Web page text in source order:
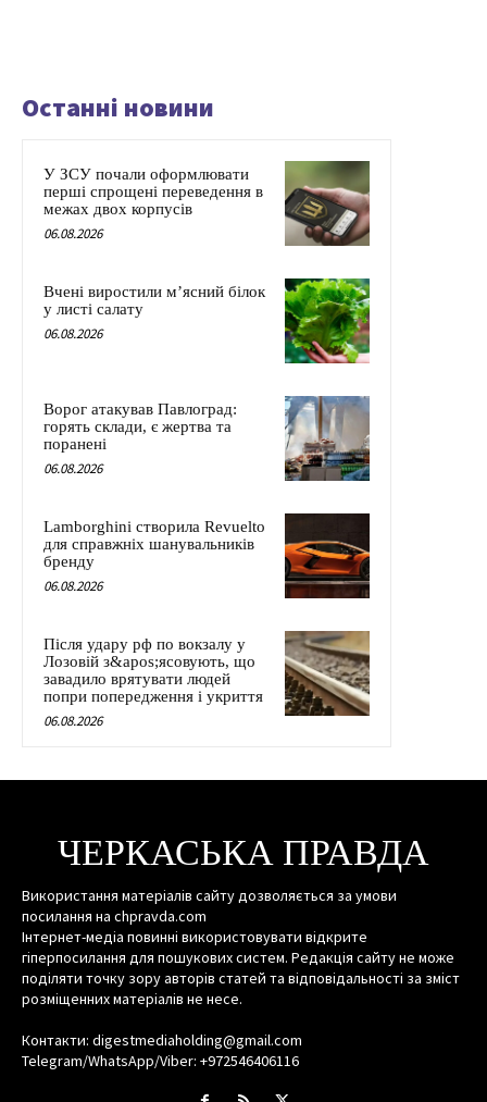
Останні новини
У ЗСУ почали оформлювати
перші спрощені переведення в
межах двох корпусів
06.08.2026
Вчені виростили м’ясний білок
у листі салату
06.08.2026
Ворог атакував Павлоград:
горять склади, є жертва та
поранені
06.08.2026
Lamborghini створила Revuelto
для справжніх шанувальників
бренду
06.08.2026
Після удару рф по вокзалу у
Лозовій з&apos;ясовують, що
завадило врятувати людей
попри попередження і укриття
06.08.2026
ЧЕРКАСЬКА ПРАВДА
Використання матеріалів сайту дозволяється за умови
посилання на chpravda.com
Інтернет-медіа повинні використовувати відкрите
гіперпосилання для пошукових систем. Редакція сайту не може
поділяти точку зору авторів статей та відповідальності за зміст
розміщенних матеріалів не несе.
Контакти: digestmediaholding@gmail.com
Telegram/WhatsApp/Viber: +972546406116